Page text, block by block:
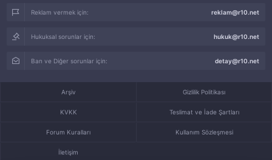
Reklam vermek için: reklam@r10.net
Hukuksal sorunlar için: hukuk@r10.net
Ban ve Diğer sorunlar için: detay@r10.net
Arşiv Gizlilik Politikası
KVKK Teslimat ve İade Şartları
Forum Kuralları Kullanım Sözleşmesi
İletişim